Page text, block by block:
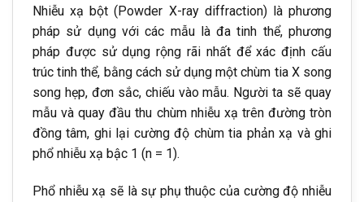
Nhiễu xạ bột (Powder X-ray diffraction) là phương
pháp sử dụng với các mẫu là đa tinh thể, phương
pháp được sử dụng rộng rãi nhất để xác định cấu
trúc tinh thể, bằng cách sử dụng một chùm tia X song
song hẹp, đơn sắc, chiếu vào mẫu. Người ta sẽ quay
mẫu và quay đầu thu chùm nhiễu xạ trên đường tròn
đồng tâm, ghi lại cường độ chùm tia phản xạ và ghi
phổ nhiễu xạ bậc 1 (n = 1).
Phổ nhiễu xạ sẽ là sự phụ thuộc của cường độ nhiễu